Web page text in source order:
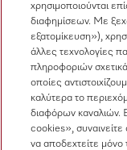
Η εταιρεία μας
Miele στο Instagram
Miele στο
χρησιμοποιούνται
διαφημίσεων. Με
εξατομίκευση»),
άλλες τεχνολογίες
πληροφοριών
οποίες
καλύτερα το
διαφόρων καναλιών.
cookies», συναινείτε
να αποδεχτείτε μόνο